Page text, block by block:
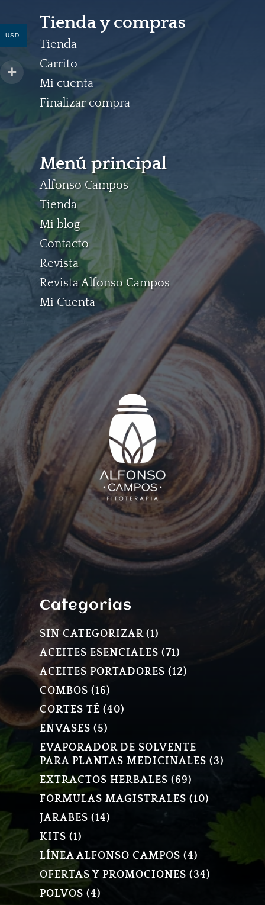
Tienda y compras
Tienda
Carrito
Mi cuenta
Finalizar compra
Menú principal
Alfonso Campos
Tienda
Mi blog
Contacto
Revista
Revista Alfonso Campos
Mi Cuenta
Categorias
SIN CATEGORIZAR 11
PRODUCTO
ACEITES ESENCIALES 7171
PRODUCTOS
ACEITES PORTADORES 1212
COMBOS 1616
PRODUCTOS
CORTES TÉ 4040
ENVASES 55
PRODUCTOS
EVAPORADOR DE SOLVENTE
PARA PLANTAS MEDICINALES
33
EXTRACTOS HERBALES 6969
PRODUCTOS
FORMULAS MAGISTRALES 1010
JARABES 1414
KITS 11
PRODUCTO
LÍNEA ALFONSO CAMPOS 44
PRODUCTOS
OFERTAS Y PROMOCIONES 3434
POLVOS 44
USD